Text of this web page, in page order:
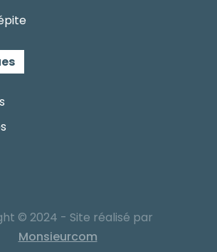
© 2024 - Site réalisé par
Monsieurcom